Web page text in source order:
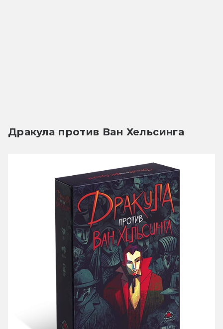
Дракула против Ван Хельсинга